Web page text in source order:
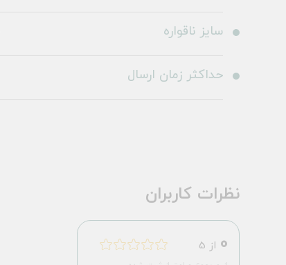
سایز ناقواره
حداکثر زمان ارسال
نظرات کاربران
0 از 5